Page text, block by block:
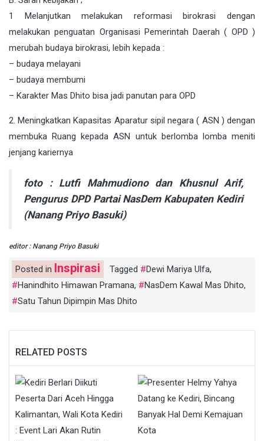
1 Melanjutkan melakukan reformasi birokrasi dengan
melakukan penguatan Organisasi Pemerintah Daerah ( OPD )
merubah budaya birokrasi, lebih kepada :
– budaya melayani
– budaya membumi
– Karakter Mas Dhito bisa jadi panutan para OPD
2. Meningkatkan Kapasitas Aparatur sipil negara ( ASN ) dengan
membuka Ruang kepada ASN untuk berlomba lomba meniti
jenjang kariernya
foto : Lutfi Mahmudiono dan Khusnul Arif,
Pengurus DPD Partai NasDem Kabupaten Kediri
(Nanang Priyo Basuki)
editor : Nanang Priyo Basuki
Posted in Inspirasi Tagged Dewi Mariya Ulfa,
Hanindhito Himawan Pramana, NasDem Kawal Mas Dhito,
Satu Tahun Dipimpin Mas Dhito
RELATED POSTS